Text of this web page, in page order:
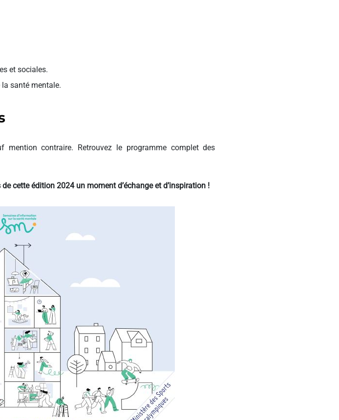
et sociales.
santé mentale.
contraire. Retrouvez le programme complet des
cette édition 2024 un moment d’échange et d’inspiration !